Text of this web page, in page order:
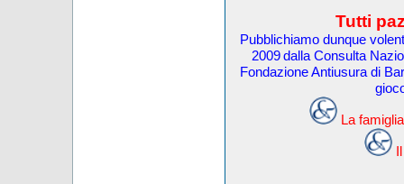
Tutti
Pubblichiamo dunque
2009dalla Consulta
Fondazione Antiusura di
La